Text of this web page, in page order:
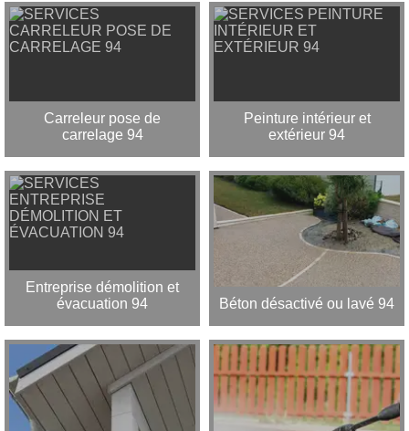
Carreleur pose de
carrelage 94
Peinture intérieur et
extérieur 94
Entreprise démolition et
évacuation 94
Béton désactivé ou lavé 94